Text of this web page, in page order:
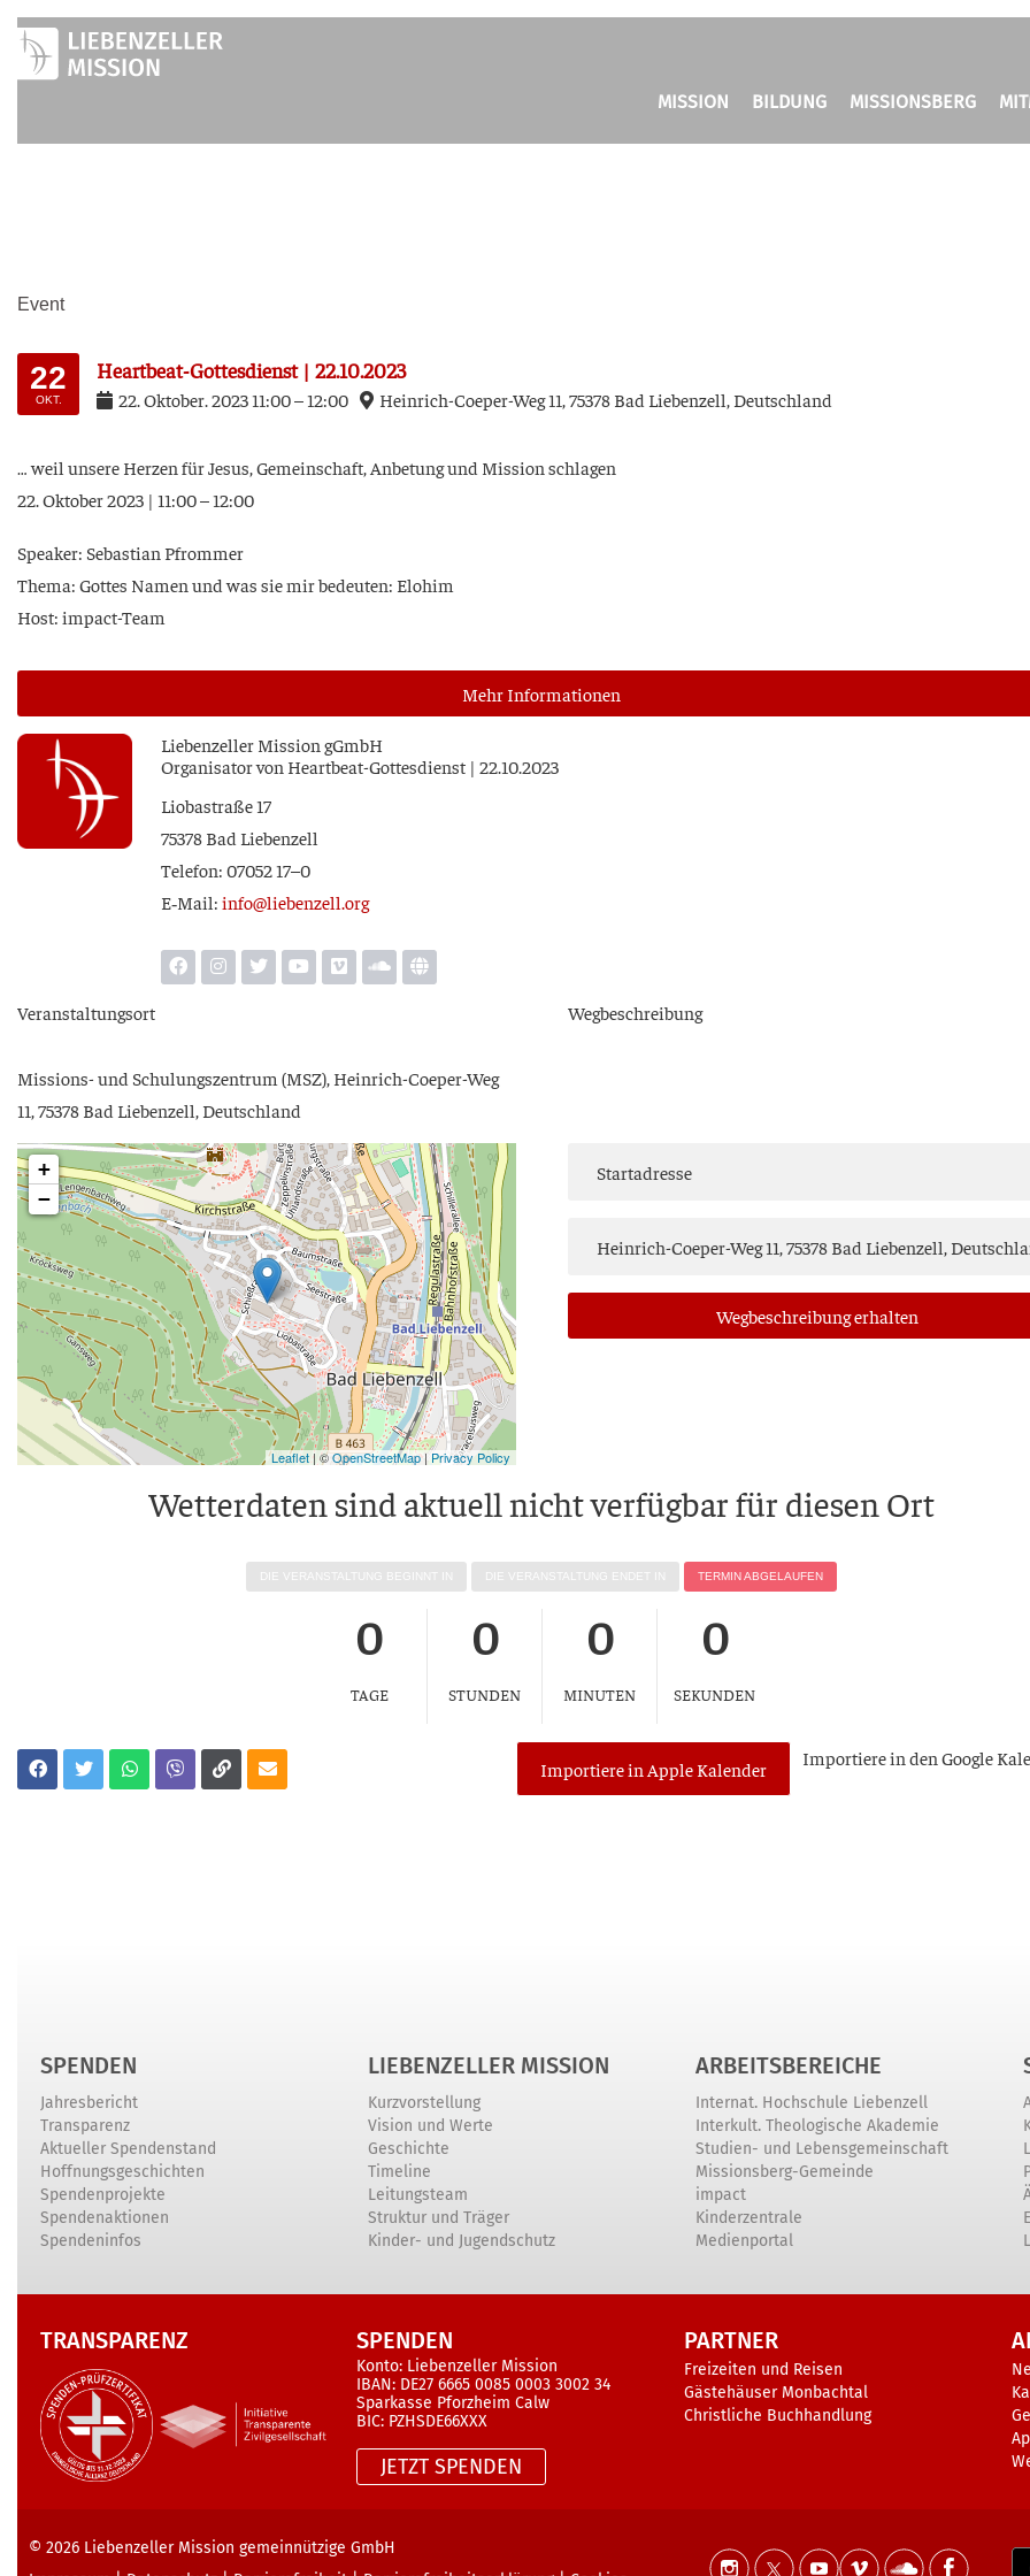
Zum
Inhalt
springen
MISSION BILDUNG MISSIONSBERG
Event
22
OKT.
Heart­beat-Got­tes­dienst | 22.10.2023
22 Okto­ber 202311:00–12:00 Hein­rich-Coe­per-Weg 11, 75378 Bad Lie­ben­zell, Deutsch­land
… weil unse­re Her­zen für Jesus, Gemein­schaft, Anbe­tung und Mis­si­on schlagen
22. Okto­ber 2023 | 11:00 – 12:00
Spea­k­er: Sebas­ti­an Pfrommer
The­ma: Got­tes Namen und was sie mir bedeu­ten: Elohim
Host: impact-Team
Mehr Infor­ma­tio­nen
Lie­ben­zel­ler Mis­si­on gGmbH
Orga­ni­sa­tor von Heart­beat-Got­tes­dienst | 22.10.2023
Lio­ba­stra­ße 17
75378 Bad Liebenzell
Tele­fon: 07052 17–0
E‑Mail: info@liebenzell.org
Ver­an­stal­tungs­ort
Mis­si­ons- und Schu­lungs­zen­trum (MSZ), Hein­rich-Coe­per-Weg
11, 75378 Bad Lie­ben­zell, Deutschland
Weg­be­schrei­bung
+
−
Leaflet| ©OpenStreetMap|Privacy Policy
Weg­be­schrei­bung erhalten
Wet­ter­da­ten sind aktu­ell nicht ver­füg­bar für die­sen Ort
DIE VER­AN­STAL­TUNG BEGINNT IN DIE VER­AN­STAL­TUNG ENDET IN TER­MIN ABGELAUFEN
0
TAGE
0
STUNDEN
0
MINUTEN
0
SEKUNDEN
Importiere in Apple Kalender Impor­tie­re in den Goog­le
SPENDEN
Jahresbericht
Transparenz
Aktueller Spendenstand
Hoffnungsgeschichten
Spendenprojekte
Spendenaktionen
Spendeninfos
LIEBENZELLER MISSION
Kurzvorstellung
Vision und Werte
Geschichte
Timeline
Leitungsteam
Struktur und Träger
Kinder- und Jugendschutz
ARBEITSBEREICHE
Internat. Hochschule Liebenzell
Interkult. Theologische Akademie
Studien- und Lebensgemeinschaft
Missionsberg-Gemeinde
impact
Kinderzentrale
Medienportal
TRANSPARENZ SPENDEN
Konto: Liebenzeller Mission
IBAN: DE27 6665 0085 0003 3002 34
Sparkasse Pforzheim Calw
BIC: PZHSDE66XXX
JETZT SPENDEN
PARTNER
Freizeiten und Reisen
Gästehäuser Monbachtal
Christliche Buchhandlung
© 2026 Liebenzeller Mission gemeinnützige GmbH